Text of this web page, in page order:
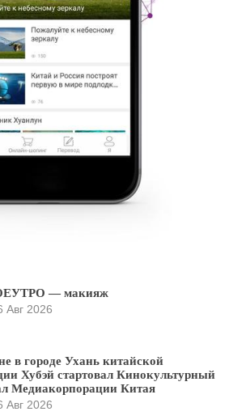
— макияж
Авг 2026
в городе Ухань китайской
Хубэй стартовал Кинокультурный
Медиакорпорации Китая
Авг 2026